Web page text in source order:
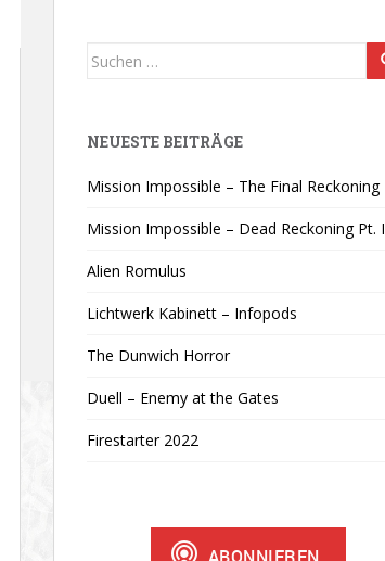
Suchen
NEUESTE BEITRÄGE
Mission Impossible – The Final Reckoning
Mission Impossible – Dead Reckoning Pt. I
Alien Romulus
Lichtwerk Kabinett – Infopods
The Dunwich Horror
Duell – Enemy at the Gates
Firestarter 2022